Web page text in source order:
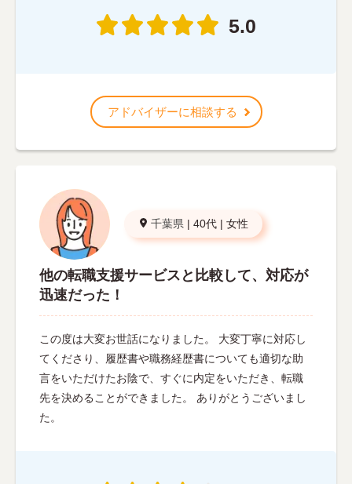
5.0
アドバイザーに相談する
千葉県 | 40代 | 女性
他の転職支援サービスと比較して、対応が
迅速だった！
この度は大変お世話になりました。 大変丁寧に対応し
てくださり、履歴書や職務経歴書についても適切な助
言をいただけたお陰で、すぐに内定をいただき、転職
先を決めることができました。 ありがとうございまし
た。